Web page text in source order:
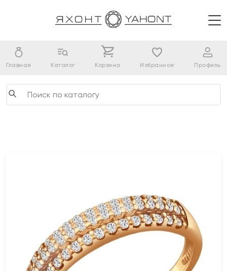
Главная Каталог Корзина Избранное Профиль